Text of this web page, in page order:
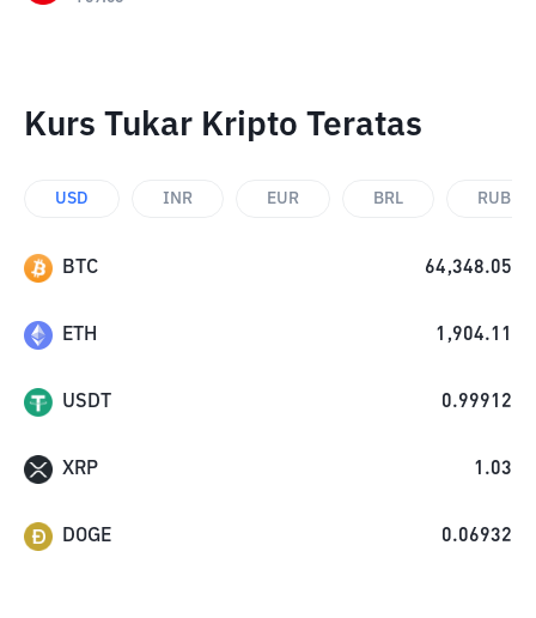
Kurs Tukar Kripto Teratas
USD INR EUR BRL RUB
BTC 64,348.05
ETH 1,904.11
USDT 0.99912
XRP 1.03
DOGE 0.06932